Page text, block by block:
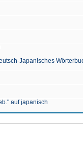
Japanisches
auf japanisch